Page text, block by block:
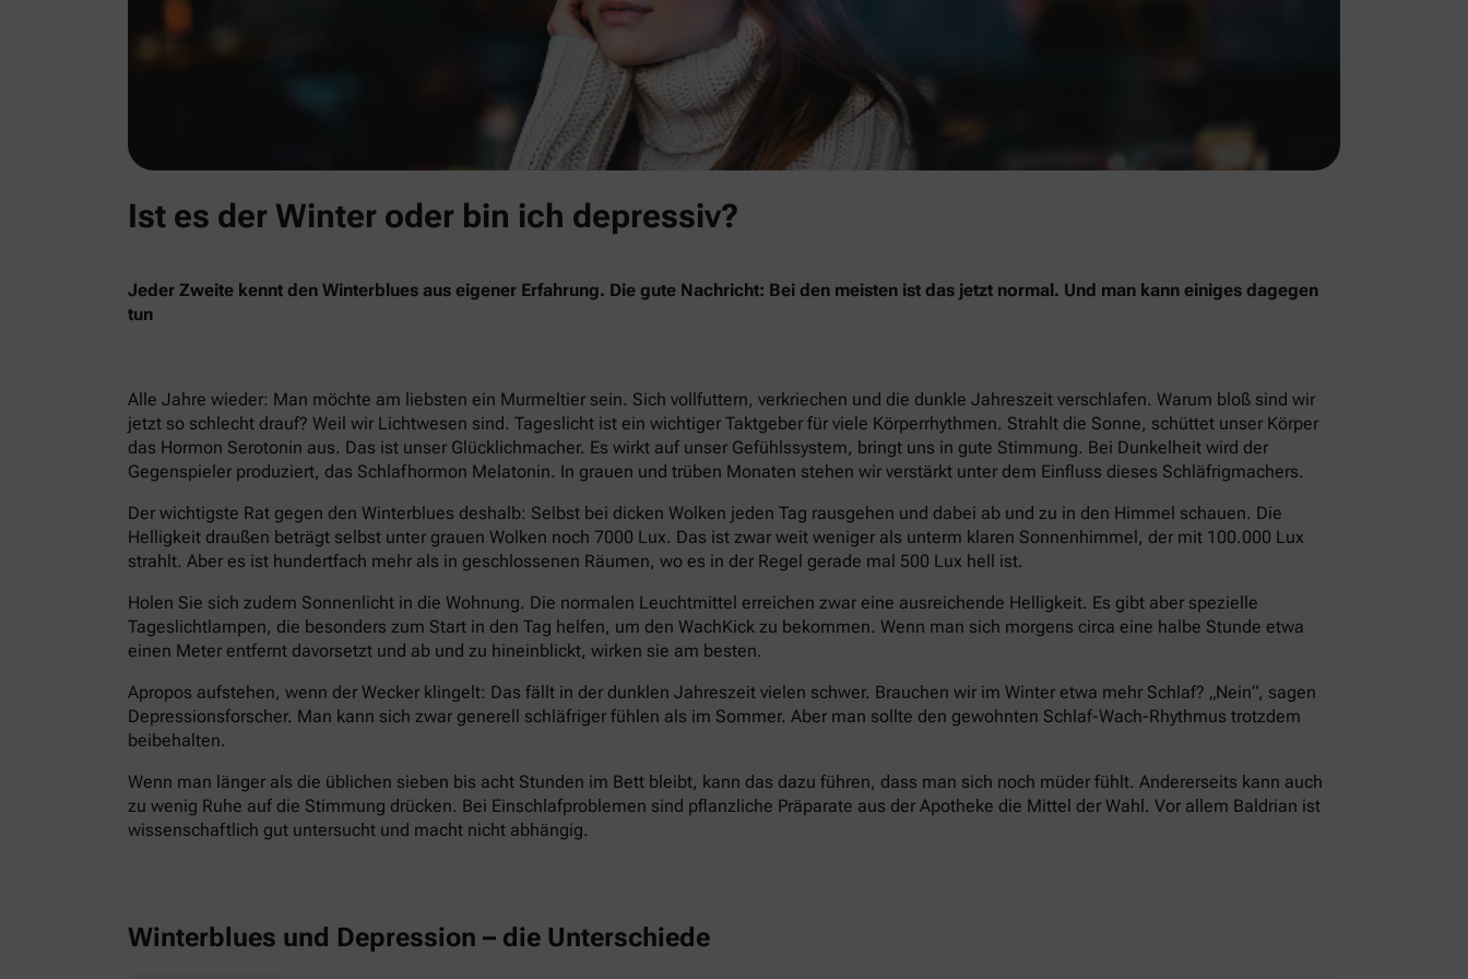
Ist es der Winter oder bin ich depressiv?
Jeder Zweite kennt den Winterblues aus eigener Erfahrung. Die gute Nachricht: Bei den meisten ist das jetzt normal. Und man kann einiges dagegen
tun
Alle Jahre wieder: Man möchte am liebsten ein Murmeltier sein. Sich vollfuttern, verkriechen und die dunkle Jahreszeit verschlafen. Warum bloß sind wir
jetzt so schlecht drauf? Weil wir Lichtwesen sind. Tageslicht ist ein wichtiger Taktgeber für viele Körperrhythmen. Strahlt die Sonne, schüttet unser Körper
das Hormon Serotonin aus. Das ist unser Glücklichmacher. Es wirkt auf unser Gefühlssystem, bringt uns in gute Stimmung. Bei Dunkelheit wird der
Gegenspieler produziert, das Schlafhormon Melatonin. In grauen und trüben Monaten stehen wir verstärkt unter dem Einfluss dieses Schläfrigmachers.
Der wichtigste Rat gegen den Winterblues deshalb: Selbst bei dicken Wolken jeden Tag rausgehen und dabei ab und zu in den Himmel schauen. Die
Helligkeit draußen beträgt selbst unter grauen Wolken noch 7000 Lux. Das ist zwar weit weniger als unterm klaren Sonnenhimmel, der mit 100.000 Lux
strahlt. Aber es ist hundertfach mehr als in geschlossenen Räumen, wo es in der Regel gerade mal 500 Lux hell ist.
Holen Sie sich zudem Sonnenlicht in die Wohnung. Die normalen Leuchtmittel erreichen zwar eine ausreichende Helligkeit. Es gibt aber spezielle
Tageslichtlampen, die besonders zum Start in den Tag helfen, um den WachKick zu bekommen. Wenn man sich morgens circa eine halbe Stunde etwa
einen Meter entfernt davorsetzt und ab und zu hineinblickt, wirken sie am besten.
Apropos aufstehen, wenn der Wecker klingelt: Das fällt in der dunklen Jahreszeit vielen schwer. Brauchen wir im Winter etwa mehr Schlaf? „Nein“, sagen
Depressionsforscher. Man kann sich zwar generell schläfriger fühlen als im Sommer. Aber man sollte den gewohnten Schlaf-Wach-Rhythmus trotzdem
beibehalten.
Wenn man länger als die üblichen sieben bis acht Stunden im Bett bleibt, kann das dazu führen, dass man sich noch müder fühlt. Andererseits kann auch
zu wenig Ruhe auf die Stimmung drücken. Bei Einschlafproblemen sind pflanzliche Präparate aus der Apotheke die Mittel der Wahl. Vor allem Baldrian ist
wissenschaftlich gut untersucht und macht nicht abhängig.
Winterblues und Depression – die Unterschiede